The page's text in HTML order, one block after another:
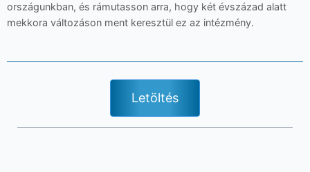
országunkban, és rámutasson arra, hogy két évszázad alatt
mekkora változáson ment keresztül ez az intézmény.
Letöltés